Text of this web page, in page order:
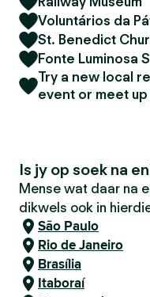
Voluntários da
St. Benedict
Fonte Luminosa
Try a new local
event or meet
Is jy op soek na
Mense wat daar na
dikwels ook in
São Paulo
Rio de Janeiro
Brasília
Itaboraí